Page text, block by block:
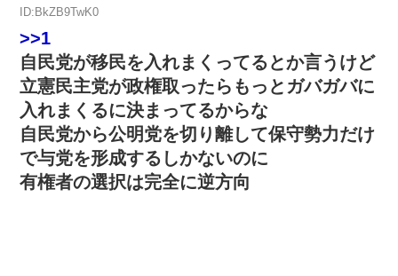
ID:BkZB9TwK0
>>1
自民党が移民を入れまくってるとか言うけど
立憲民主党が政権取ったらもっとガバガバに
入れまくるに決まってるからな
自民党から公明党を切り離して保守勢力だけ
で与党を形成するしかないのに
有権者の選択は完全に逆方向